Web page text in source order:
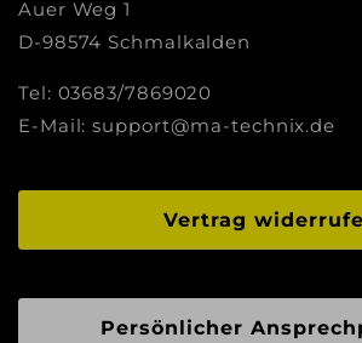
Auer Weg 1
D-98574 Schmalkalden
Tel: 03683/7869020
E-Mail: support@ma-technix.de
Vertrag
Persönlicher